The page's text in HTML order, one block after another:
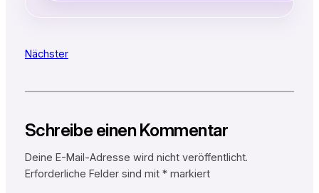
Nächster
Schreibe einen Kommentar
Deine E-Mail-Adresse wird nicht veröffentlicht.
Erforderliche Felder sind mit *markiert